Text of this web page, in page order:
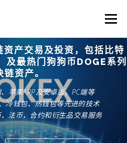
Menu
欧意APP下载
下载 欧意团队
下载
产交易及投资，包括比特
及最热门狗狗币DOGE系列
链资产。
苹果APP及安卓版、PC端等
冷钱包、热钱包等先进的技术
法币，合约和衍生品交易服务